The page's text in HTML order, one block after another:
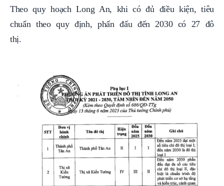
Theo quy hoạch Long An, khi có đủ điều kiện, tiêu
chuẩn theo quy định, phấn đấu đến 2030 có 27 đô
thị.